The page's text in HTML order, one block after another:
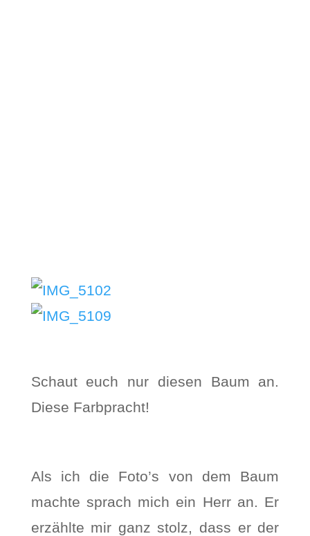
Schaut euch nur diesen Baum an.
Diese Farbpracht!
Als ich die Foto’s von dem Baum
machte sprach mich ein Herr an. Er
erzählte mir ganz stolz, dass er der